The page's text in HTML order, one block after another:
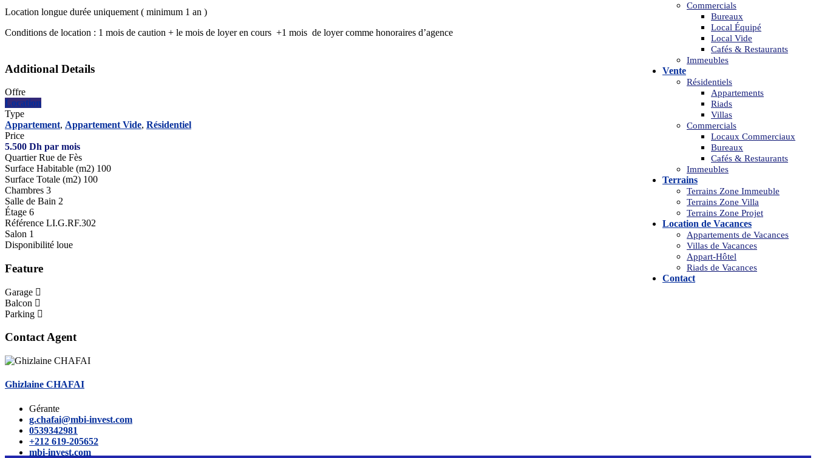
Commercials
Bureaux
Local Équipé
Local Vide
Cafés & Restaurants
Immeubles
Vente
Résidentiels
Appartements
Riads
Villas
Commercials
Locaux Commerciaux
Bureaux
Cafés & Restaurants
Immeubles
Terrains
Terrains Zone Immeuble
Terrains Zone Villa
Terrains Zone Projet
Location de Vacances
Appartements de Vacances
Villas de Vacances
Appart-Hôtel
Riads de Vacances
Contact
Location longue durée uniquement ( minimum 1 an )
Conditions de location : 1 mois de caution + le mois de loyer en cours +1 mois de loyer comme honoraires d’agence
Additional Details
Offre
Location
Type
Appartement, Appartement Vide, Résidentiel
Price
5.500 Dh par mois
Quartier Rue de Fès
Surface Habitable (m2) 100
Surface Totale (m2) 100
Chambres 3
Salle de Bain 2
Étage 6
Référence LI.G.RF.302
Salon 1
Disponibilité loue
Feature
Garage
Balcon
Parking
Contact Agent
Ghizlaine CHAFAI
Gérante
g.chafai@mbi-invest.com
0539342981
+212 619-205652
mbi-invest.com